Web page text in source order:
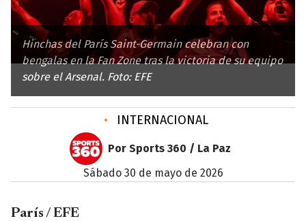
Hinchas del París Saint-Germain celebran con
bengalas en la Fan Zone tras la victoria de su equipo
sobre el Arsenal. Foto: EFE
• INTERNACIONAL
Por Sports 360 / La Paz
sábado 30 de mayo de 2026
París / EFE